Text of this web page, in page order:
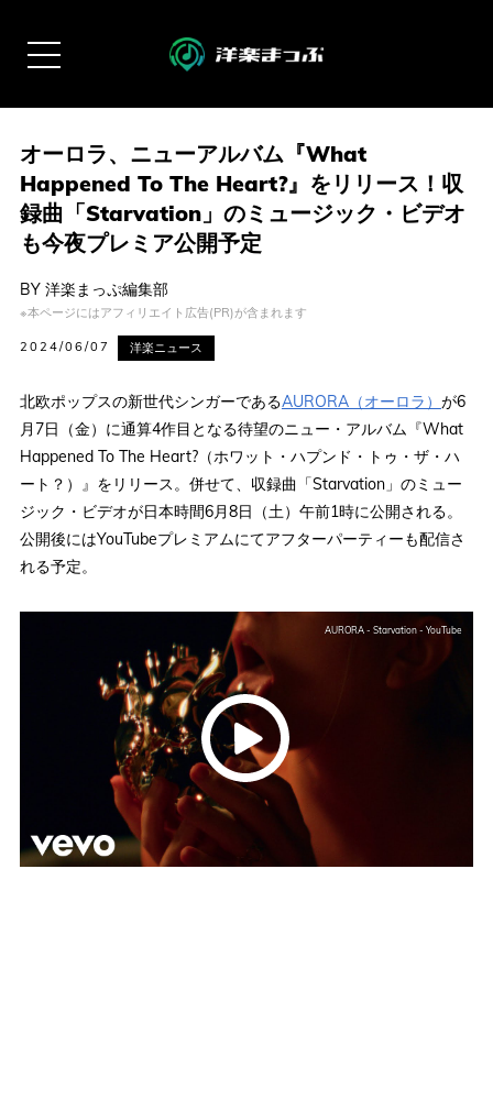
オーロラ、ニューアルバム『What
Happened To The Heart?』をリリース！収
録曲「Starvation」のミュージック・ビデオ
も今夜プレミア公開予定
BY 洋楽まっぷ編集部
※本ページにはアフィリエイト広告(PR)が含まれます
2024/06/07 洋楽ニュース
北欧ポップスの新世代シンガーであるAURORA（オーロラ） が6
月7日（金）に通算4作目となる待望のニュー・アルバム『What
Happened To The Heart?（ホワット・ハプンド・トゥ・ザ・ハ
ート？）』をリリース。併せて、収録曲「Starvation」のミュー
ジック・ビデオが日本時間6月8日（土）午前1時に公開される。
公開後にはYouTubeプレミアムにてアフターパーティーも配信さ
れる予定。
AURORA - Starvation - YouTube